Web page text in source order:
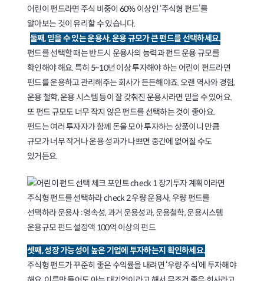
어린이 펀드라면 주식 비중이 60% 이상인 ‘주식형 펀드’를
알아보는 것이 유리할 수 있습니다.
둘째, 믿을 수 있는 운용사, 운용 규모가 큰 펀드를 선택하세요.
펀드를 선택할 때는 반드시 운용사의 능력과 펀드 운용 규모를
확인해야 해요. 특히 5~10년 이상 투자해야 하는 어린이 펀드라면
펀드를 운용하고 관리해주는 회사가 든든해야죠. 오랜 역사와 경험,
운용 철학, 운용 시스템 등이 잘 갖춰진 운용사라면 믿을 수 있어요.
또 펀드 규모도 너무 작지 않은 펀드를 선택하는 것이 좋아요.
펀드는 여러 투자자가 함께 돈을 모아 투자하는 상품이니 만큼
규모가 너무 작거나 운용 성과가 나쁘면 중간에 없어질 수도
있거든요.
셋째, 성장 가능성이 높은 기업에 투자하는지 확인하세요.
주식형 펀드가 꾸준히 좋은 수익률을 내려면 ‘우량 주식’에 투자해야